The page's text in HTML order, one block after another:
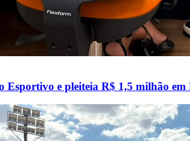
Esportivo e pleiteia R$ 1,5 milhão em